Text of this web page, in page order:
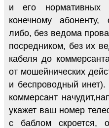
и его нормативных
конечному абоненту,
либо, без ведома
посредником, без их
кабеля до
от мошейнических
и беспроводный инет).
коммерсант
укажет ваш номер
с баблом скроется,